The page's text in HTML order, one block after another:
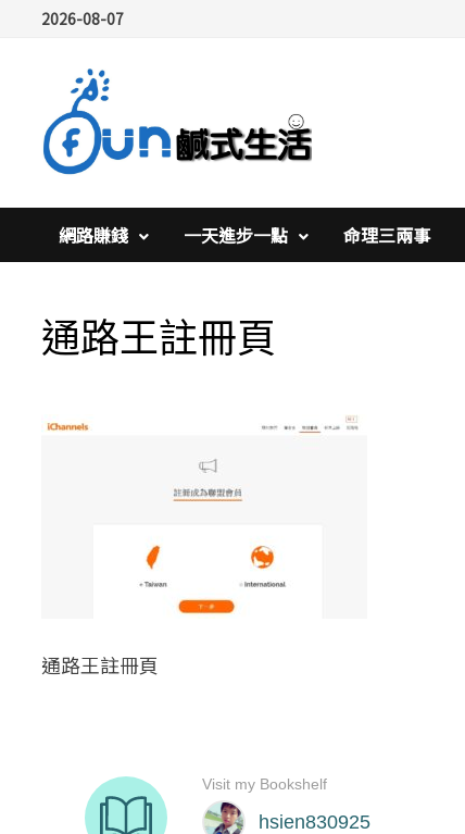
2026-08-07
網路賺錢 一天進步一點 命理三兩事
通路王註冊頁
通路王註冊頁